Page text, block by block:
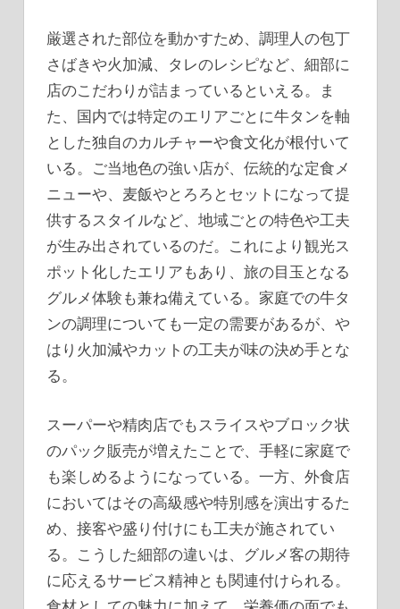
厳選された部位を動かすため、調理人の包丁
さばきや火加減、タレのレシピなど、細部に
店のこだわりが詰まっているといえる。ま
た、国内では特定のエリアごとに牛タンを軸
とした独自のカルチャーや食文化が根付いて
いる。ご当地色の強い店が、伝統的な定食メ
ニューや、麦飯やとろろとセットになって提
供するスタイルなど、地域ごとの特色や工夫
が生み出されているのだ。これにより観光ス
ポット化したエリアもあり、旅の目玉となる
グルメ体験も兼ね備えている。家庭での牛タ
ンの調理についても一定の需要があるが、や
はり火加減やカットの工夫が味の決め手とな
る。
スーパーや精肉店でもスライスやブロック状
のパック販売が増えたことで、手軽に家庭で
も楽しめるようになっている。一方、外食店
においてはその高級感や特別感を演出するた
め、接客や盛り付けにも工夫が施されてい
る。こうした細部の違いは、グルメ客の期待
に応えるサービス精神とも関連付けられる。